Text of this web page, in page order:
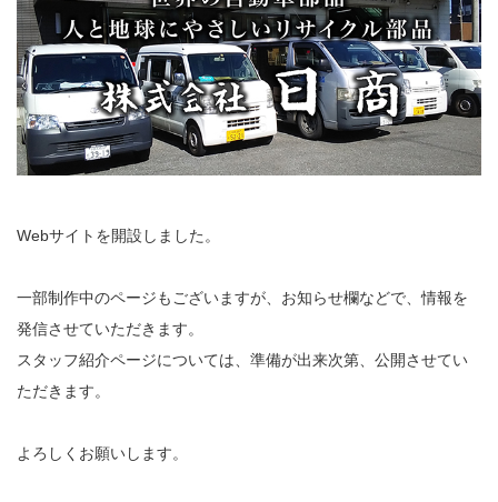
Webサイトを開設しました。
一部制作中のページもございますが、お知らせ欄などで、情報を
発信させていただきます。
スタッフ紹介ページについては、準備が出来次第、公開させてい
ただきます。
よろしくお願いします。